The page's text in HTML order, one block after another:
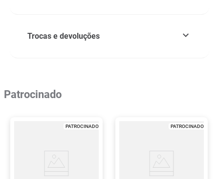
Trocas e devoluções
Patrocinado
PATROCINADO PATROCINADO